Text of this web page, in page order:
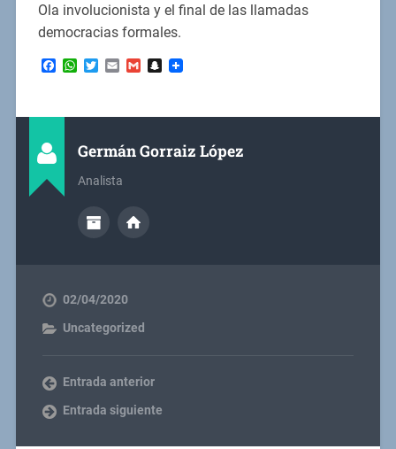
Ola involucionista y el final de las llamadas
democracias formales.
Facebook
WhatsApp
Twitter
EmailGmailSnapchat
Germán Gorraiz López
Analista
02/04/2020
Uncategorized
Entrada anterior
Entrada siguiente